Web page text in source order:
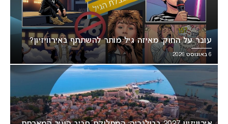
עובר על החוק: מאיזה גיל מותר להשתתף באירוויזיון?
6 באוגוסט 2026